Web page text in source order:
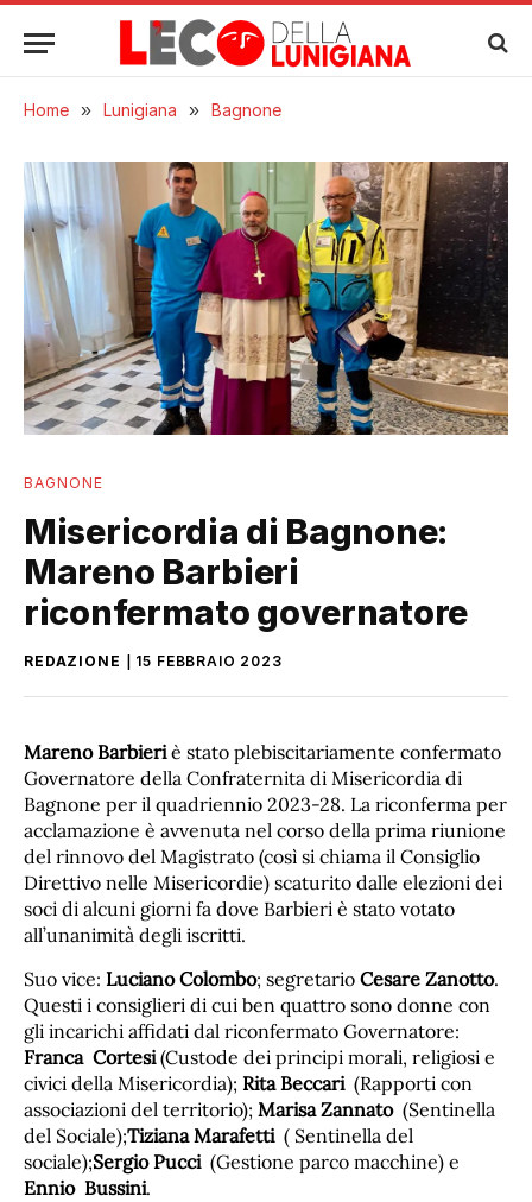
Home » Lunigiana » Bagnone
BAGNONE
Misericordia di Bagnone:
Mareno Barbieri
riconfermato governatore
REDAZIONE 15 FEBBRAIO 2023
Mareno Barbieriè stato plebiscitariamente confermato
Governatore della Confraternita di Misericordia di
Bagnone per il quadriennio 2023-28. La riconferma per
acclamazione è avvenuta nel corso della prima riunione
del rinnovo del Magistrato (così si chiama il Consiglio
Direttivo nelle Misericordie) scaturito dalle elezioni dei
soci di alcuni giorni fa dove Barbieri è stato votato
all’unanimità degli iscritti.
Suo vice: Luciano Colombo; segretario Cesare Zanotto.
Questi i consiglieri di cui ben quattro sono donne con
gli incarichi affidati dal riconfermato Governatore:
Franca Cortesi(Custode dei principi morali, religiosi e
civici della Misericordia); Rita Beccari(Rapporti con
associazioni del territorio); Marisa Zannato(Sentinella
del Sociale);Tiziana Marafetti( Sentinella del
sociale);Sergio Pucci(Gestione parco macchine) e
Ennio Bussini.